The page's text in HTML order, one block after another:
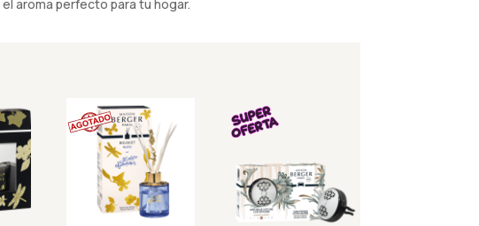
aroma perfecto para tu hogar.